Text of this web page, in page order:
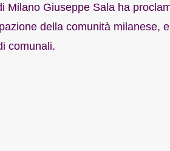
Milano Giuseppe Sala ha
della comunità milanese,
comunali.